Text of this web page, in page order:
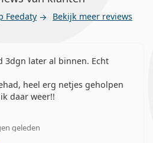
Feedaty Bekijk meer reviews
3dgn later al binnen. Echt
heel erg netjes geholpen
daar weer!!
geleden
5 van 5